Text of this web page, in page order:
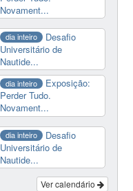
Novament...
dia inteiro
Desafio
Universitário de
Nautide...
dia inteiro
Exposição:
Perder Tudo.
Novament...
dia inteiro
Desafio
Universitário de
Nautide...
Ver calendário